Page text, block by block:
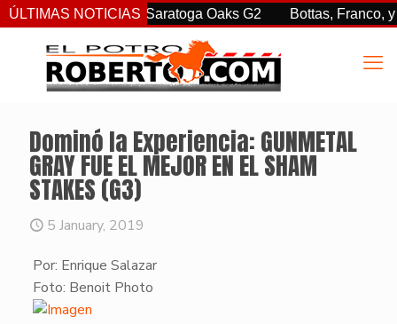
ÚLTIMAS NOTICIAS
en las Saratoga Oaks G2 Bottas, Franco, y
Dominó la Experiencia: GUNMETAL
GRAY FUE EL MEJOR EN EL SHAM
STAKES (G3)
5 January, 2019
Por: Enrique Salazar
Foto: Benoit Photo